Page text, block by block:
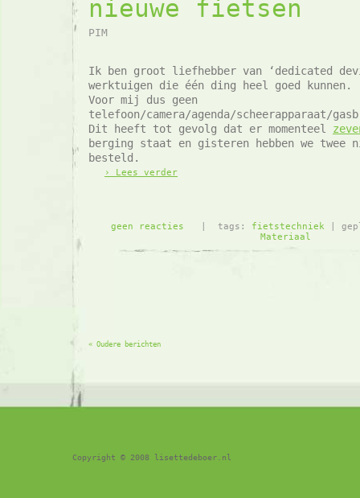
nieuwe fietsen
PIM
Ik ben groot liefhebber van ‘dedicated
werktuigen die één ding heel goed kunnen.
Voor mij dus geen
telefoon/camera/agenda/scheerapparaat/
Dit heeft tot gevolg dat er momenteel
berging staat en gisteren hebben we twee
besteld.
› Lees verder
geen reacties | tags: fietstechniek |
Materiaal
« Oudere berichten
Copyright © 2008 lisettedeboer.nl